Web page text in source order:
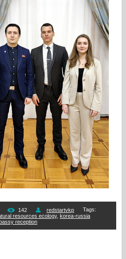
142 redstartvkp Tags:
resources ecology, korea-russia
reception